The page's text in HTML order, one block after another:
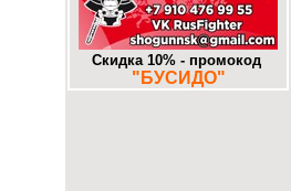
-Муром. «Знаковое» место.
25-10-2017
Додзе большие и маленькие. Часть
16. Алма-Ата. DOJO.KZ
13-10-2017
Скидка 10% - промокод
"БУСИДО"